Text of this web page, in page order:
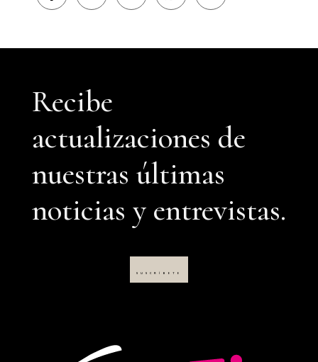
en
en
en
en
en
Recibe
actualizaciones de
nuestras últimas
noticias y entrevistas.
SUSCRÍBETE